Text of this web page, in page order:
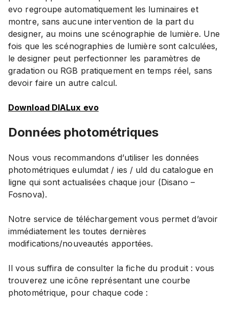
evo regroupe automatiquement les luminaires et
montre, sans aucune intervention de la part du
designer, au moins une scénographie de lumière. Une
fois que les scénographies de lumière sont calculées,
le designer peut perfectionner les paramètres de
gradation ou RGB pratiquement en temps réel, sans
devoir faire un autre calcul.
Download DIALux evo
Données photométriques
Nous vous recommandons d’utiliser les données
photométriques eulumdat / ies / uld du catalogue en
ligne qui sont actualisées chaque jour (Disano –
Fosnova).
Notre service de téléchargement vous permet d’avoir
immédiatement les toutes dernières
modifications/nouveautés apportées.
Il vous suffira de consulter la fiche du produit : vous
trouverez une icône représentant une courbe
photométrique, pour chaque code :